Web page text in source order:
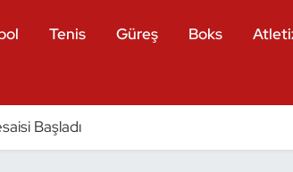
Tenis Güreş Boks
Başladı